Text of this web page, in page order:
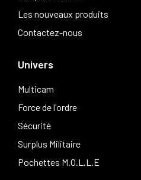
Les nouveaux produits
Contactez-nous
Univers
Multicam
Force de l'ordre
Sécurité
Surplus Militaire
Pochettes M.O.L.L.E